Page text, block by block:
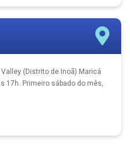
(Distrito de Inoã) Maricá
17h. Primeiro sábado do mês,